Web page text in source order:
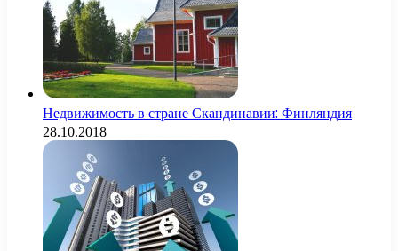
Недвижимость в стране Скандинавии: Финляндия
28.10.2018